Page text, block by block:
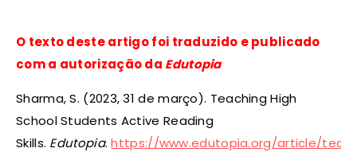
O texto deste artigo foi traduzido e publicado
com a autorização da Edutopia
Sharma, S. (2023, 31 de março). Teaching High
School Students Active Reading
Skills. Edutopia.https://www.edutopia.org/article/